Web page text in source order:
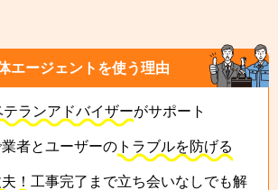
エージェントを使う理由
ランアドバイザーがサポート
者とユーザーの トラブルを防げる
！ 工事完了まで立ち会いなしでも解